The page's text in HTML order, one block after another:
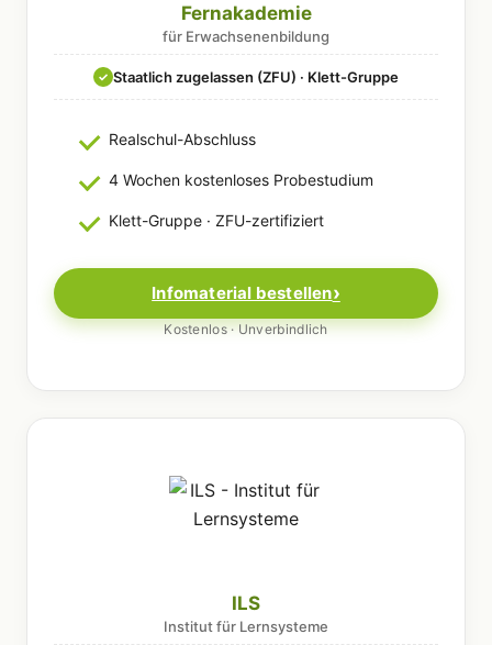
Fernakademie
für Erwachsenenbildung
✓ Staatlich zugelassen (ZFU) · Klett-Gruppe
Realschul-Abschluss
4 Wochen kostenloses Probestudium
Klett-Gruppe · ZFU-zertifiziert
Infomaterial bestellen
Kostenlos · Unverbindlich
ILS
Institut für Lernsysteme